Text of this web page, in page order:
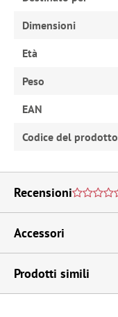
Dimensioni
Età
Peso
EAN
Codice del prodotto
Recensioni
Accessori
Prodotti simili